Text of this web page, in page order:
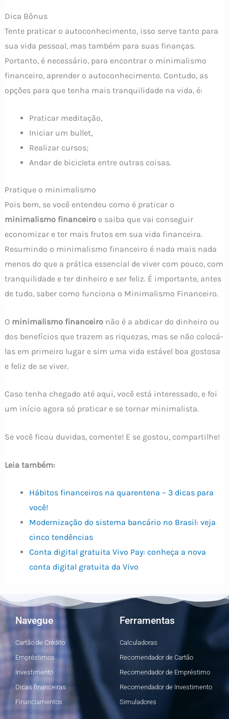
Dica Bônus
Tente praticar o autoconhecimento, isso serve tanto para
sua vida pessoal, mas também para suas finanças.
Portanto, é necessário, para encontrar o minimalismo
financeiro, aprender o autoconhecimento. Contudo, as
opções para que tenha mais tranquilidade na vida, é:
Praticar meditação,
Iniciar um bullet,
Realizar cursos;
Andar de bicicleta entre outras coisas.
Pratique o minimalismo
Pois bem, se você entendeu como é praticar o
minimalismo financeiroe saiba que vai conseguir
economizar e ter mais frutos em sua vida financeira.
Resumindo o minimalismo financeiro é nada mais nada
menos do que a prática essencial de viver com pouco, com
tranquilidade e ter dinheiro e ser feliz. É importante, antes
de tudo, saber como funciona o Minimalismo Financeiro.
O minimalismo financeironão é a abdicar do dinheiro ou
dos benefícios que trazem as riquezas, mas se não colocá-
las em primeiro lugar e sim uma vida estável boa gostosa
e feliz de se viver.
Caso tenha chegado até aqui, você está interessado, e foi
um início agora só praticar e se tornar minimalista.
Se você ficou duvidas, comente! E se gostou, compartilhe!
Leia também:
Hábitos financeiros na quarentena – 3 dicas para
você!
Modernização do sistema bancário no Brasil: veja
cinco tendências
Conta digital gratuita Vivo Pay: conheça a nova
conta digital gratuita da Vivo
Navegue
Cartão de Crédito
Empréstimos
Investimento
Dicas financeiras
Financiamentos
Ferramentas
Calculadoras
Recomendador de Cartão
Recomendador de Empréstimo
Recomendador de Investimento
Simuladores